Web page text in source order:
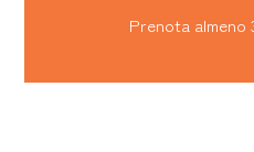
Prenota almeno